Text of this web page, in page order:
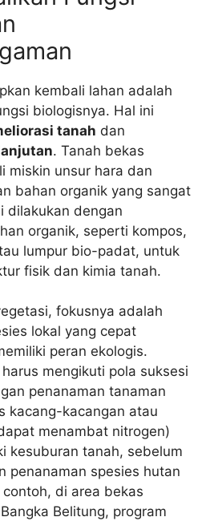
kembali lahan adalah
biologisnya. Hal ini
tanah dan
. Tanah bekas
miskin unsur hara dan
bahan organik yang sangat
dilakukan dengan
organik, seperti kompos,
lumpur bio-padat, untuk
fisik dan kimia tanah.
fokusnya adalah
lokal yang cepat
peran ekologis.
mengikuti pola suksesi
penanaman tanaman
kacang-kacangan atau
menambat nitrogen)
kesuburan tanah, sebelum
penanaman spesies hutan
di area bekas
Belitung, program